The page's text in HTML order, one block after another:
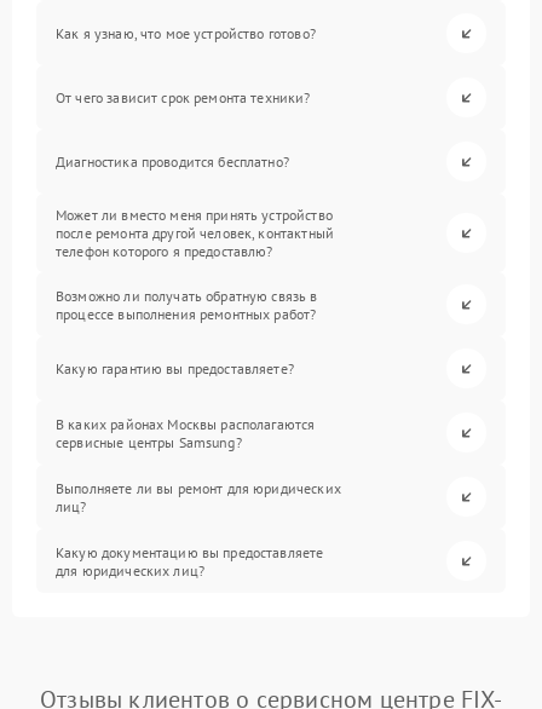
Как я узнаю, что мое устройство готово?
От чего зависит срок ремонта техники?
Диагностика проводится бесплатно?
Может ли вместо меня принять устройство
после ремонта другой человек, контактный
телефон которого я предоставлю?
Возможно ли получать обратную связь в
процессе выполнения ремонтных работ?
Какую гарантию вы предоставляете?
В каких районах Москвы располагаются
сервисные центры Samsung?
Выполняете ли вы ремонт для юридических
лиц?
Какую документацию вы предоставляете
для юридических лиц?
Отзывы клиентов о сервисном центре FIX-